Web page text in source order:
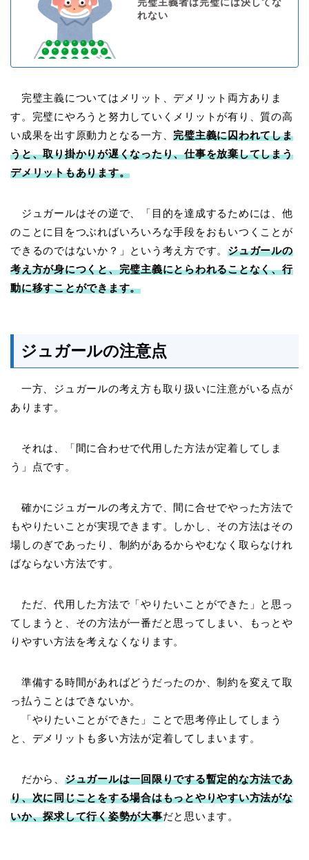
完璧主義者は完璧には決してな
れない
完璧主義についてはメリット、デメリット両方ありま
す。完璧にやろうと努力していくメリットが有り、質の高
い成果を出す原動力となる一方、完璧主義に囚われてしま
うと、取り掛かりが遅くなったり、仕事を放棄してしまう
デメリットもあります。
ジュガールはその逆で、「目的を達成するためには、他
のことに目をつぶればいろいろな手段をおもいつくことが
できるのではないか？」という考え方です。ジュガールの
考え方が身につくと、完璧主義にとらわれることなく、行
動に移すことができます。
ジュガールの注意点
一方、ジュガールの考え方も取り扱いに注意がいる点が
あります。
それは、「間に合わせで代用した方法が定着してしま
う」点です。
確かにジュガールの考え方で、間に合せでやった方法で
もやりたいことが実現できます。しかし、その方法はその
場しのぎであったり、制約があるからやむなく取らなけれ
ばならない方法です。
ただ、代用した方法で「やりたいことができた」と思っ
てしまうと、その方法が一番だと思ってしまい、もっとや
りやすい方法を考えなくなります。
準備する時間があればどうだったのか、制約を変えて取
っ払うことはできないか。
「やりたいことができた」ことで思考停止してしまう
と、デメリットも多い方法が定着してしまいます。
だから、 ジュガールは一回限りでする暫定的な方法であ
り、次に同じことをする場合はもっとやりやすい方法がな
いか、探求して行く姿勢が大事だと思います。